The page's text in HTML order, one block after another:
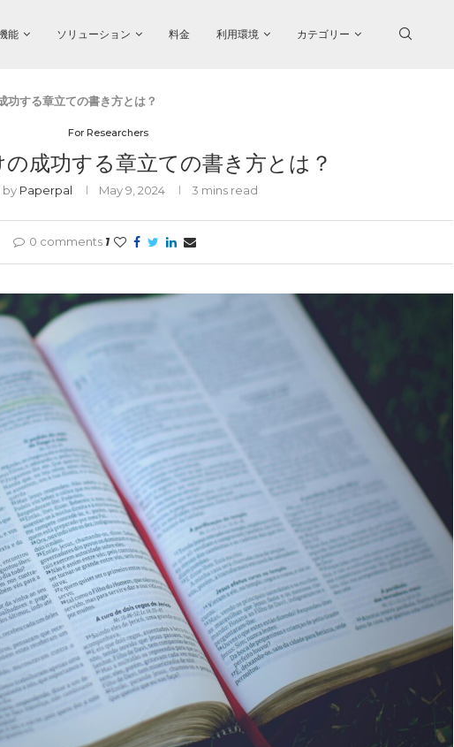
能 ソリューション 料金 利用環境 カテゴリー
功する章立ての書き方とは？
For Researchers
成功する章立ての書き方とは？
by Paperpal May 9, 2024 3 mins read
0 comments 1